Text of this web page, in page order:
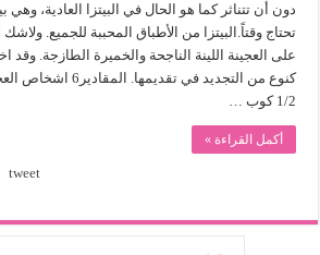
دون أن تتناثر كما هو الحال في البيتزا العادية، وهي
تحتاج وقتاً.البيتزا من الأطباق المحببة للجميع.
على العجينة اللينة الناجحة والخميرة الطازجة. وقد
كنوع من التجديد في
1/2 كوب …
أكمل القراءة »
tweet